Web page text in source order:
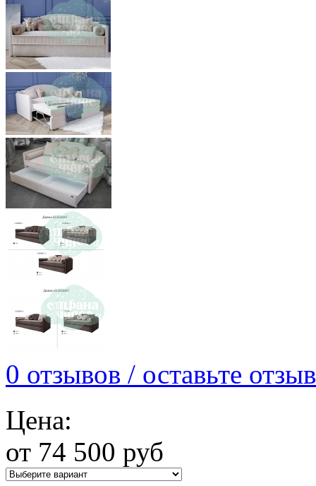
0 отзывов / оставьте отзыв
Цена:
от 74 500 руб